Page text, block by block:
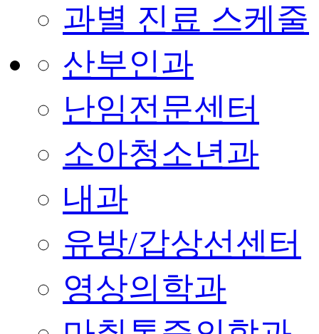
과별 진료 스케줄
산부인과
난임전문센터
소아청소년과
내과
유방/갑상선센터
영상의학과